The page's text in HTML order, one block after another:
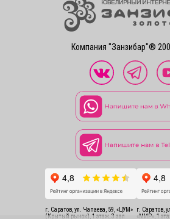
Компания "Занзибар"®
г. Саратов, ул. Чапаева, 59, «ЦУМ»
(Крытый рынок), 1 этаж, 3 зал
г. Саратов,
«МИР», 1